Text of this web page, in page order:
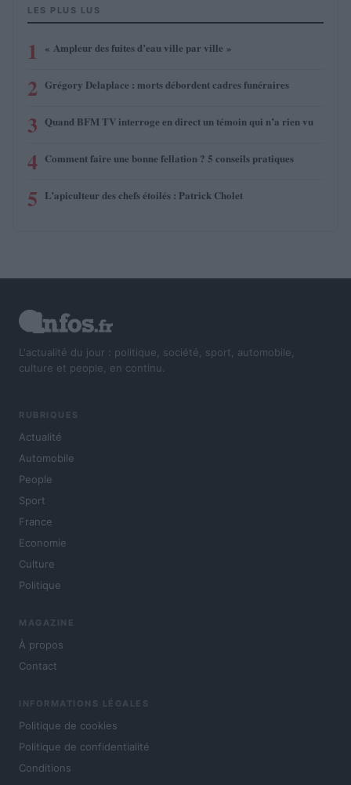
LES PLUS LUS
1 « Ampleur des fuites d’eau ville par ville »
2 Grégory Delaplace : morts débordent cadres funéraires
3 Quand BFM TV interroge en direct un témoin qui n’a rien vu
4 Comment faire une bonne fellation ? 5 conseils pratiques
5 L’apiculteur des chefs étoilés : Patrick Cholet
L'actualité du jour : politique, société, sport, automobile,
culture et people, en continu.
RUBRIQUES
Actualité
Automobile
People
Sport
France
Economie
Culture
Politique
MAGAZINE
À propos
Contact
INFORMATIONS LÉGALES
Politique de cookies
Politique de confidentialité
Conditions